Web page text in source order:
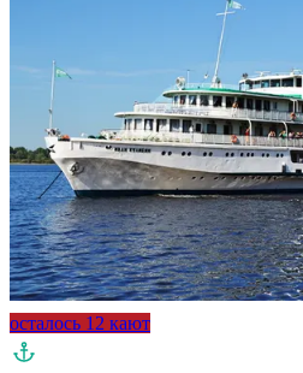
осталось 12 кают